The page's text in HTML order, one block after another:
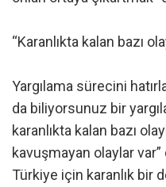
“Karanlıkta kalan bazı
Yargılama sürecini
da biliyorsunuz bir
karanlıkta kalan bazı
kavuşmayan olaylar var”
Türkiye için karanlık bir